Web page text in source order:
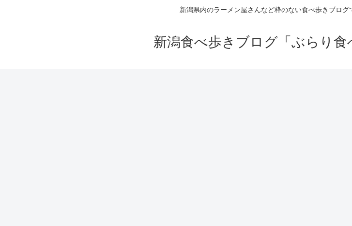
新潟県内のラーメン屋さんなど枠のない食べ歩きブログ
新潟食べ歩きブログ「ぶらり